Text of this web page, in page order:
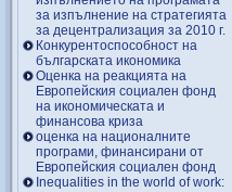
за изпълнение на стратегията
за децентрализация за 2010 г.
Конкурентоспособност на
българската икономика
Оценка на реакцията на
Европейския социален фонд
на икономическата и
финансова криза
оценка на националните
програми, финансирани от
Европейския социален фонд
Inequalities in the world of work: